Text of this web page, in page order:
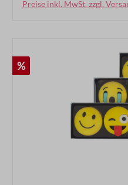
Preise inkl. MwSt. zzgl.In den
Rabatt
%